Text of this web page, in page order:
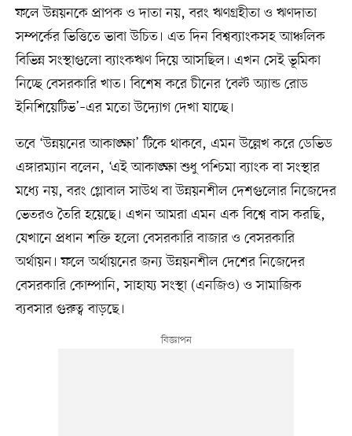
ফলে উন্নয়নকে প্রাপক ও দাতা নয়, বরং ঋণগ্রহীতা ও ঋণদাতা
সম্পর্কের ভিত্তিতে ভাবা উচিত। এত দিন বিশ্বব্যাংকসহ আঞ্চলিক
বিভিন্ন সংস্থাগুলো ব্যাংকঋণ দিয়ে আসছিল। এখন সেই ভূমিকা
নিচ্ছে বেসরকারি খাত। বিশেষ করে চীনের ‘বেল্ট অ্যান্ড রোড
ইনিশিয়েটিভ’–এর মতো উদ্যোগ দেখা যাচ্ছে।
তবে ‘উন্নয়নের আকাঙ্ক্ষা’ টিকে থাকবে, এমন উল্লেখ করে ডেভিড
এঙ্গারম্যান বলেন, ‘এই আকাঙ্ক্ষা শুধু পশ্চিমা ব্যাংক বা সংস্থার
মধ্যে নয়, বরং গ্লোবাল সাউথ বা উন্নয়নশীল দেশগুলোর নিজেদের
ভেতরও তৈরি হয়েছে। এখন আমরা এমন এক বিশ্বে বাস করছি,
যেখানে প্রধান শক্তি হলো বেসরকারি বাজার ও বেসরকারি
অর্থায়ন। ফলে অর্থায়নের জন্য উন্নয়নশীল দেশের নিজেদের
বেসরকারি কোম্পানি, সাহায্য সংস্থা (এনজিও) ও সামাজিক
ব্যবসার গুরুত্ব বাড়ছে।